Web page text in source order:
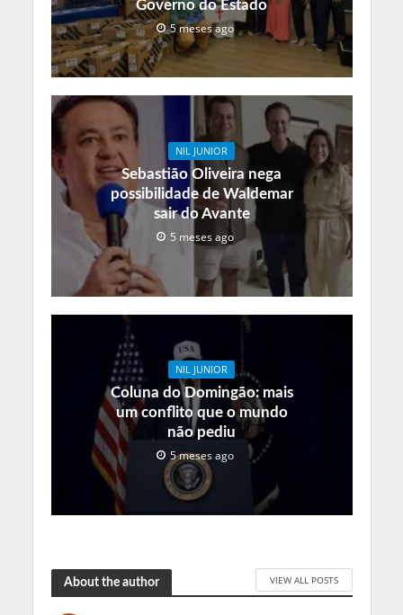
Governo do Estado
5 meses ago
NIL JUNIOR
Sebastião Oliveira nega
possibilidade de Waldemar
sair do Avante
5 meses ago
NIL JUNIOR
Coluna do Domingão: mais
um conflito que o mundo
não pediu
5 meses ago
About the author VIEW ALL POSTS